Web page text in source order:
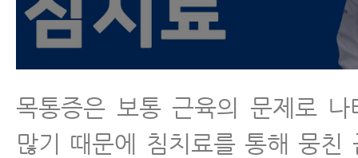
목통증은 보통 근육의 문제로 나
많기 때문에 침치료를 통해 뭉친